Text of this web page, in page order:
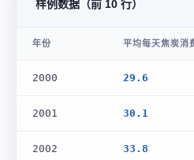
样例数据（前 10 行）
年份 平均每天焦炭消
2000 29.6
2001 30.1
2002 33.8